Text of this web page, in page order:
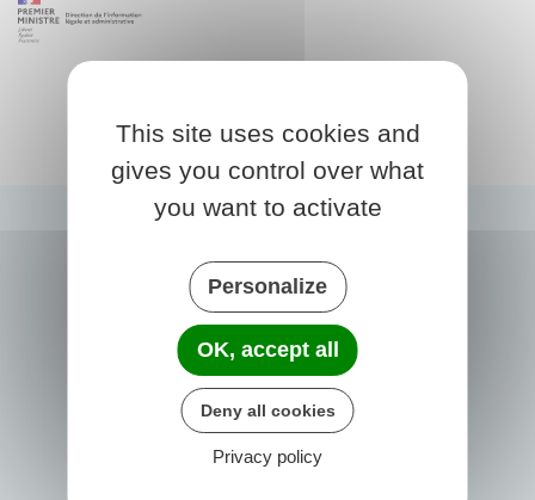
PRIGONRIEUX
1 Place du Groupe Loiseau
This site uses cookies and
gives you control over what
you want to activate
Personalize
OK, accept all
Deny all cookies
Privacy policy